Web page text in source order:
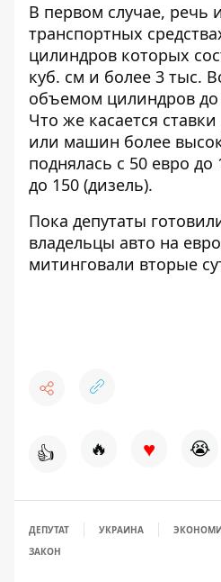
В первом случае, речь
транспортных
цилиндров которых
куб. см и более 3 тыс.
объемом цилиндров
Что же касается
или машин более
поднялась с 50 евро до
до 150 (дизель).
Пока депутаты
владельцы авто на
митинговали вторые
👍 🔥 ♥ 😭
ДЕПУТАТ УКРАИНА
ЗАКОН